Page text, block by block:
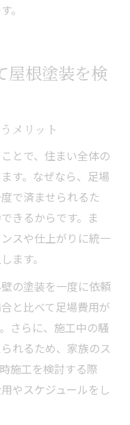
。
屋根塗装を検
メリット
とで、住まい全体の
す。なぜなら、足場
で済ませられるた
きるからです。ま
スや仕上がりに統一
ます。
の塗装を一度に依頼
と比べて足場費用が
さらに、施工中の騒
れるため、家族のス
施工を検討する際
やスケジュールをし